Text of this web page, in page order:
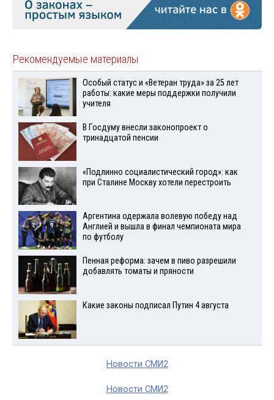
Рекомендуемые материалы
Особый статус и «Ветеран труда» за 25 лет
работы: какие меры поддержки получили
учителя
В Госдуму внесли законопроект о
тринадцатой пенсии
«Подлинно социалистический город»: как
при Сталине Москву хотели перестроить
Аргентина одержала волевую победу над
Англией и вышла в финал чемпионата мира
по футболу
Пенная реформа: зачем в пиво разрешили
добавлять томаты и пряности
Какие законы подписал Путин 4 августа
Новости СМИ2
Новости СМИ2